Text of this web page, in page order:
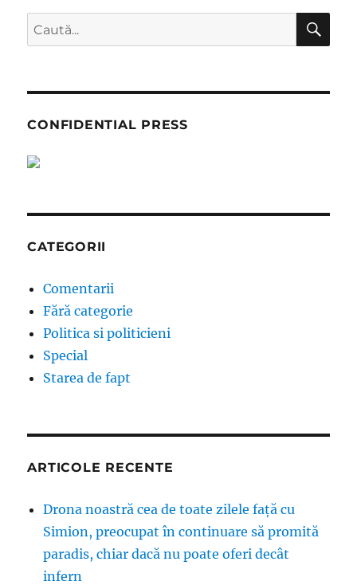
Caută
după:
CONFIDENTIAL PRESS
CATEGORII
Comentarii
Fără categorie
Politica si politicieni
Special
Starea de fapt
ARTICOLE RECENTE
Drona noastră cea de toate zilele față cu
Simion, preocupat în continuare să promită
paradis, chiar dacă nu poate oferi decât
infern